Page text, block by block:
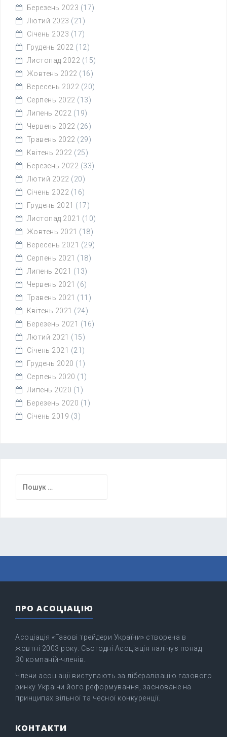
Березень 2023 (17)
Лютий 2023 (21)
Січень 2023 (17)
Грудень 2022 (12)
Листопад 2022 (15)
Жовтень 2022 (16)
Вересень 2022 (20)
Серпень 2022 (13)
Липень 2022 (19)
Червень 2022 (26)
Травень 2022 (29)
Квітень 2022 (25)
Березень 2022 (33)
Лютий 2022 (20)
Січень 2022 (16)
Грудень 2021 (17)
Листопад 2021 (10)
Жовтень 2021 (18)
Вересень 2021 (29)
Серпень 2021 (18)
Липень 2021 (13)
Червень 2021 (6)
Травень 2021 (11)
Квітень 2021 (24)
Березень 2021 (16)
Лютий 2021 (15)
Січень 2021 (21)
Грудень 2020 (1)
Серпень 2020 (1)
Липень 2020 (1)
Березень 2020 (1)
Січень 2019 (3)
ПРО АСОЦІАЦІЮ
Асоціація «Газові трейдери України» створена в
жовтні 2003 року. Сьогодні Асоціація налічує понад
30 компаній-членів.
Члени асоціації виступають за лібералізацію газового
ринку України його реформування, засноване на
принципах вільної та чесної конкуренції.
КОНТАКТИ